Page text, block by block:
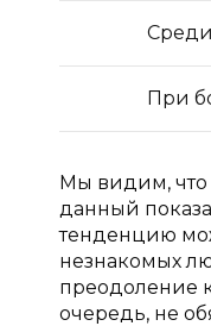
При
Мы видим, что
данный
тенденцию
незнакомых
преодоление
очередь, не